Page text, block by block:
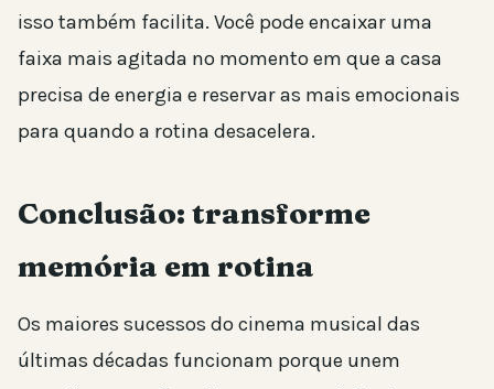
isso também facilita. Você pode encaixar uma
faixa mais agitada no momento em que a casa
precisa de energia e reservar as mais emocionais
para quando a rotina desacelera.
Conclusão: transforme
memória em rotina
Os maiores sucessos do cinema musical das
últimas décadas funcionam porque unem